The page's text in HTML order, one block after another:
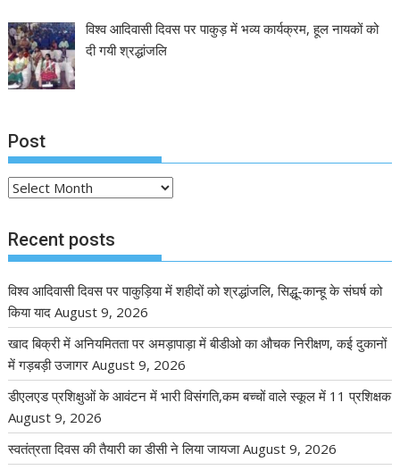
विश्व आदिवासी दिवस पर पाकुड़ में भव्य कार्यक्रम, हूल नायकों को
दी गयी श्रद्धांजलि
Post
Post
Recent posts
विश्व आदिवासी दिवस पर पाकुड़िया में शहीदों को श्रद्धांजलि, सिद्धू-कान्हू के संघर्ष को
किया याद August 9, 2026
खाद बिक्री में अनियमितता पर अमड़ापाड़ा में बीडीओ का औचक निरीक्षण, कई दुकानों
में गड़बड़ी उजागर August 9, 2026
डीएलएड प्रशिक्षुओं के आवंटन में भारी विसंगति,कम बच्चों वाले स्कूल में 11 प्रशिक्षक
August 9, 2026
स्वतंत्रता दिवस की तैयारी का डीसी ने लिया जायजा August 9, 2026